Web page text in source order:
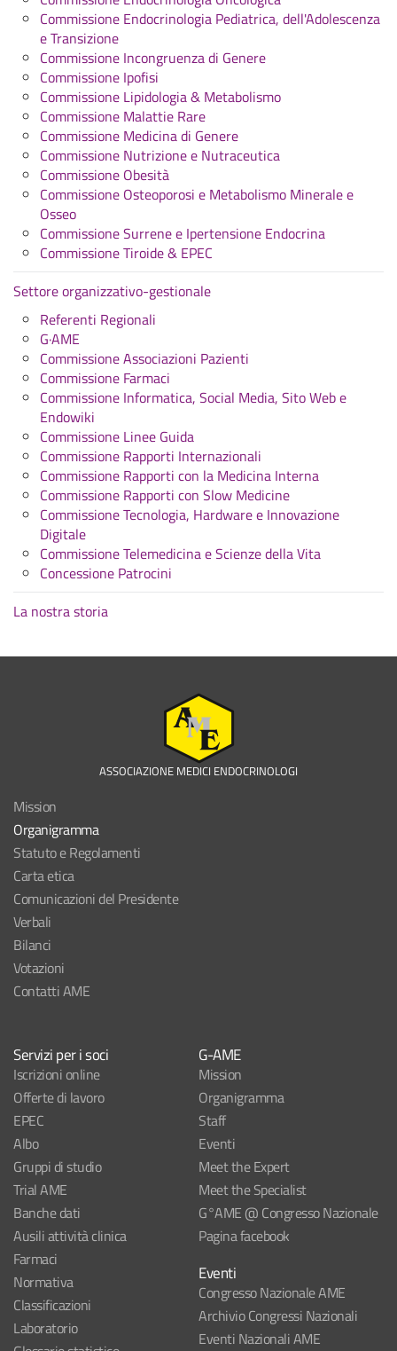
Commissione Endocrinologia Pediatrica, dell'Adolescenza
e Transizione
Commissione Incongruenza di Genere
Commissione Ipofisi
Commissione Lipidologia & Metabolismo
Commissione Malattie Rare
Commissione Medicina di Genere
Commissione Nutrizione e Nutraceutica
Commissione Obesità
Commissione Osteoporosi e Metabolismo Minerale e
Osseo
Commissione Surrene e Ipertensione Endocrina
Commissione Tiroide & EPEC
Settore organizzativo-gestionale
Referenti Regionali
G·AME
Commissione Associazioni Pazienti
Commissione Farmaci
Commissione Informatica, Social Media, Sito Web e
Endowiki
Commissione Linee Guida
Commissione Rapporti Internazionali
Commissione Rapporti con la Medicina Interna
Commissione Rapporti con Slow Medicine
Commissione Tecnologia, Hardware e Innovazione
Digitale
Commissione Telemedicina e Scienze della Vita
Concessione Patrocini
La nostra storia
ASSOCIAZIONE MEDICI ENDOCRINOLOGI
Mission
Organigramma
Statuto e Regolamenti
Carta etica
Comunicazioni del Presidente
Verbali
Bilanci
Votazioni
Contatti AME
Servizi per i soci
Iscrizioni online
Offerte di lavoro
EPEC
Albo
Gruppi di studio
Trial AME
Banche dati
Ausili attività clinica
Farmaci
Normativa
Classificazioni
Laboratorio
G-AME
Mission
Organigramma
Staff
Eventi
Meet the Expert
Meet the Specialist
G°AME @ Congresso Nazionale
Pagina facebook
Eventi
Congresso Nazionale AME
Archivio Congressi Nazionali
Eventi Nazionali AME